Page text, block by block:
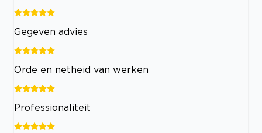
Gegeven advies
Orde en netheid van werken
Professionaliteit